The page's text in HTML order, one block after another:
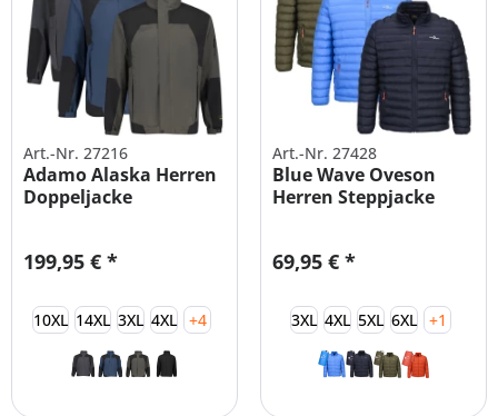
Art.-Nr. 27216
Adamo Alaska Herren
Doppeljacke
199,95 € *
10XL 14XL 3XL 4XL +4
Art.-Nr. 27428
Blue Wave Oveson
Herren Steppjacke
69,95 € *
3XL 4XL 5XL 6XL +1